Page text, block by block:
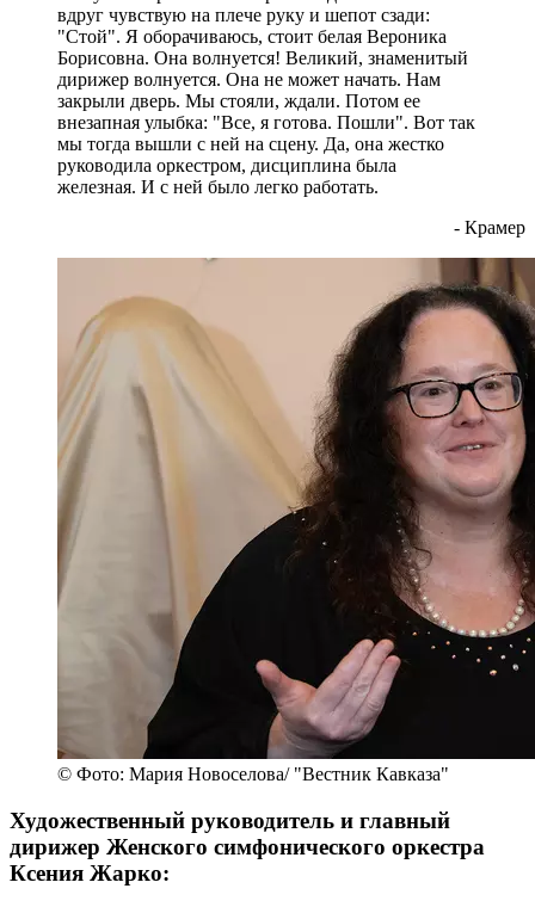
вдруг чувствую на плече руку и шепот сзади:
"Стой". Я оборачиваюсь, стоит белая Вероника
Борисовна. Она волнуется! Великий, знаменитый
дирижер волнуется. Она не может начать. Нам
закрыли дверь. Мы стояли, ждали. Потом ее
внезапная улыбка: "Все, я готова. Пошли". Вот так
мы тогда вышли с ней на сцену. Да, она жестко
руководила оркестром, дисциплина была
железная. И с ней было легко работать.
- Крамер
© Фото: Мария Новоселова/ "Вестник Кавказа"
Художественный руководитель и главный
дирижер Женского симфонического оркестра
Ксения Жарко: